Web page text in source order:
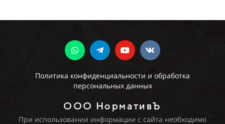
Политика конфиденциальности и обработка
персональных данных
ООО НормативЪ
При использовании информации с сайта необходимо